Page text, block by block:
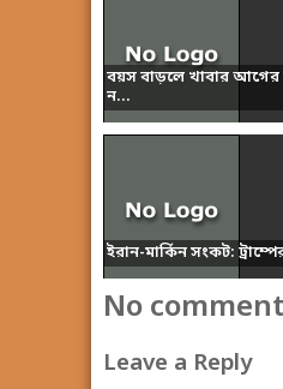
বয়স বাড়লে খাবার
ন...
ইরান-মার্কিন সংকট:
No
Leave a Reply